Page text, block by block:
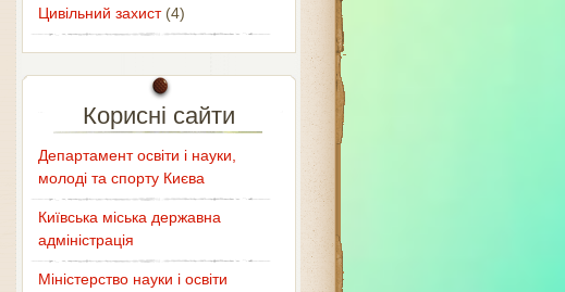
Цивільний захист(4)
Корисні сайти
Департамент освіти і науки,
молоді та спорту Києва
Київська міська державна
адміністрація
Міністерство науки і освіти